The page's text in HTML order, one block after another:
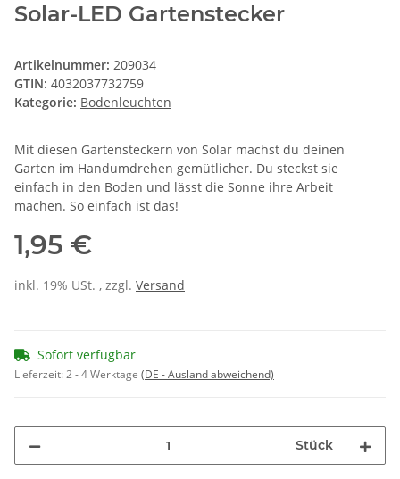
Solar-LED Gartenstecker
Artikelnummer: 209034
GTIN: 4032037732759
Kategorie: Bodenleuchten
Mit diesen Gartensteckern von Solar machst du deinen
Garten im Handumdrehen gemütlicher. Du steckst sie
einfach in den Boden und lässt die Sonne ihre Arbeit
machen. So einfach ist das!
1,95 €
inkl. 19% USt. , zzgl. Versand
Sofort verfügbar
Lieferzeit:2 - 4 Werktage (DE - Ausland abweichend)
Stück